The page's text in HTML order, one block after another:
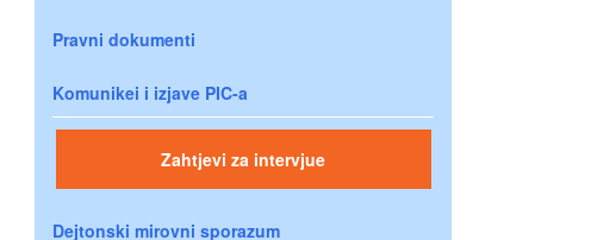
Pravni dokumenti
Komunikei i izjave PIC-a
Zahtjevi za intervjue
Dejtonski mirovni sporazum